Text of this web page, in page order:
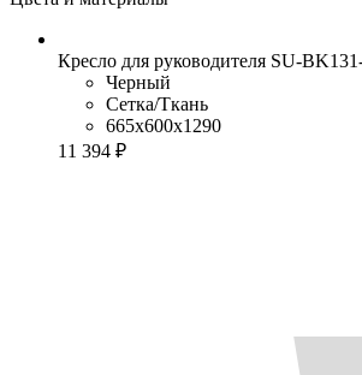
Кресло для руководителя SU-
Черный
Сетка/Ткань
665x600x1290
11 394 ₽